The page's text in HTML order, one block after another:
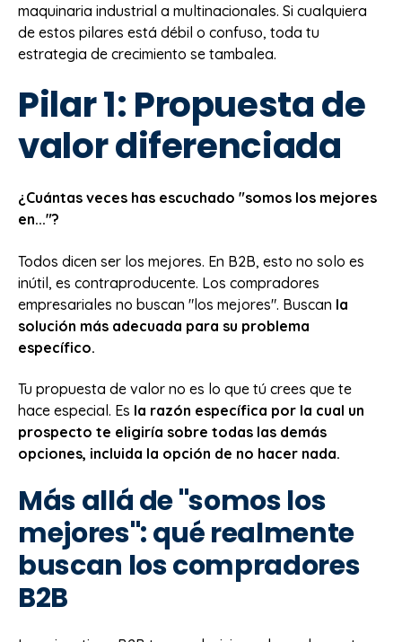
maquinaria industrial a multinacionales. Si cualquiera
de estos pilares está débil o confuso, toda tu
estrategia de crecimiento se tambalea.
Pilar 1: Propuesta de
valor diferenciada
¿Cuántas veces has escuchado "somos los mejores
en..."?
Todos dicen ser los mejores. En B2B, esto no solo es
inútil, es contraproducente. Los compradores
empresariales no buscan "los mejores". Buscan la
solución más adecuada para su problema
específico.
Tu propuesta de valor no es lo que tú crees que te
hace especial. Es la razón específica por la cual un
prospecto te eligiría sobre todas las demás
opciones, incluida la opción de no hacer nada.
Más allá de "somos los
mejores": qué realmente
buscan los compradores
B2B